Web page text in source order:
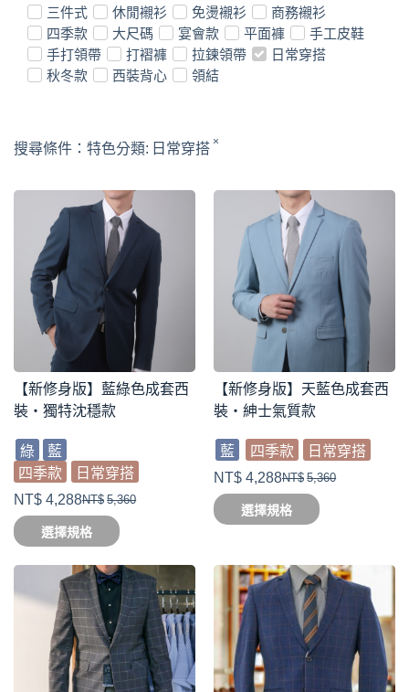
三件式
休閒襯衫 免燙襯衫
商務襯衫
四季款
大尺碼 宴會款 平面褲
手工皮鞋
手打領帶
打褶褲 拉鍊領帶
日常穿搭
秋冬款
西裝背心 領結
搜尋條件： 特色分類: 日常穿搭 ×
【新修身版】藍綠色成套西
裝・獨特沈穩款
綠
藍
四季款
日常穿搭
NT$ 5,360
NT$ 4,288
選擇規格
【新修身版】天藍色成套西
裝・紳士氣質款
藍 四季款 日常穿搭
NT$ 5,360
NT$ 4,288
選擇規格